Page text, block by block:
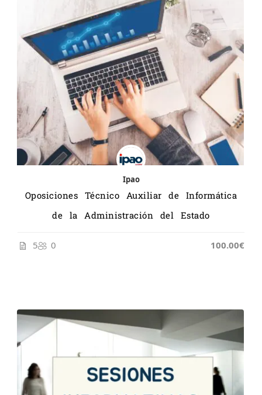
Ipao
Oposiciones Técnico Auxiliar de Informática
de la Administración del Estado
5 0 100.00€